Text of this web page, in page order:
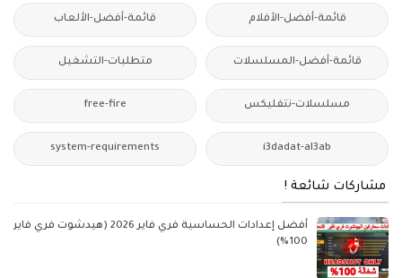
قائمة-أفضل-الأفلام قائمة-أفضل-الألعاب
قائمة-أفضل-المسلسلات متطلبات-التشغيل
مسلسلات-نتفليكس free-fire
i3dadat-al3ab
system-requirements
مشاركات شائعة !
أفضل إعدادات الحساسية فري فاير 2026 (هيدشوت فري فاير
100%)